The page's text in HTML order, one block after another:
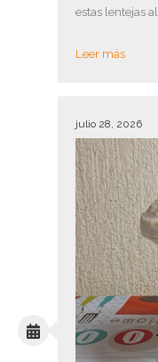
estas lentejas al
Leer más
julio 28, 2026